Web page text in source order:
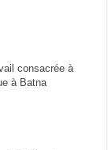
consacrée à
à Batna